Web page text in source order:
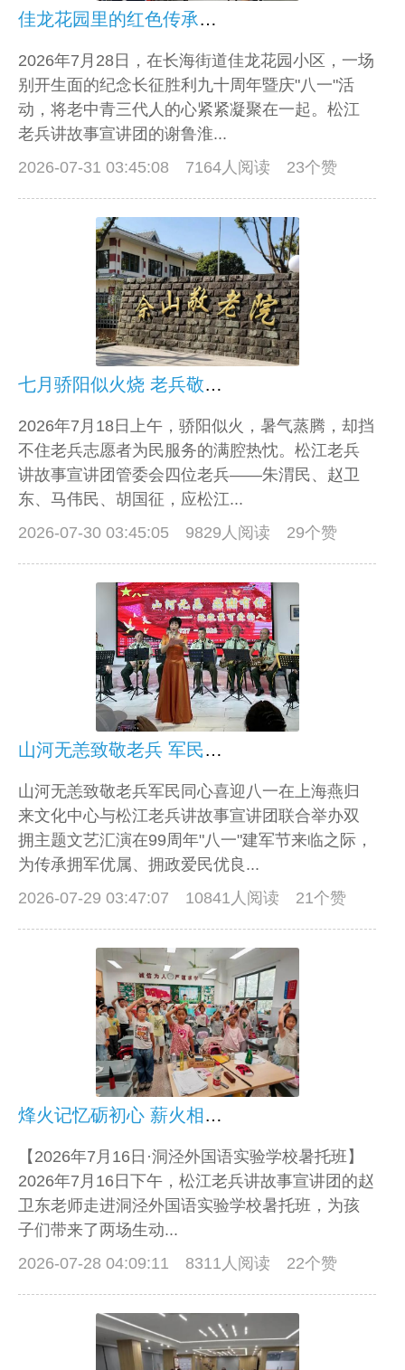
佳龙花园里的红色传承：三代人共忆长征路
2026年7月28日，在长海街道佳龙花园小区，一场
别开生面的纪念长征胜利九十周年暨庆"八一"活
动，将老中青三代人的心紧紧凝聚在一起。松江
老兵讲故事宣讲团的谢鲁淮...
2026-07-31 03:45:08
7164人阅读 23个赞
七月骄阳似火烧 老兵敬老热情高——松江老兵宣讲团走进佘山敬老院
2026年7月18日上午，骄阳似火，暑气蒸腾，却挡
不住老兵志愿者为民服务的满腔热忱。松江老兵
讲故事宣讲团管委会四位老兵——朱渭民、赵卫
东、马伟民、胡国征，应松江...
2026-07-30 03:45:05
9829人阅读 29个赞
山河无恙致敬老兵 军民同心喜迎八一 在上海燕归来文化中心举办双拥主题文艺汇演
山河无恙致敬老兵军民同心喜迎八一在上海燕归
来文化中心与松江老兵讲故事宣讲团联合举办双
拥主题文艺汇演在99周年"八一"建军节来临之际，
为传承拥军优属、拥政爱民优良...
2026-07-29 03:47:07
10841人阅读 21个赞
烽火记忆砺初心 薪火相传担使命——松江老兵连续两天暑期宣讲纪实
【2026年7月16日·洞泾外国语实验学校暑托班】
2026年7月16日下午，松江老兵讲故事宣讲团的赵
卫东老师走进洞泾外国语实验学校暑托班，为孩
子们带来了两场生动...
2026-07-28 04:09:11
8311人阅读 22个赞